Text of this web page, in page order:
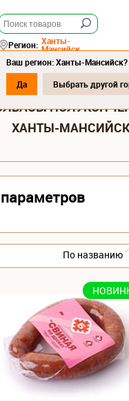
Регион: Ханты-
Мансийск
Ваш регион: Ханты-Мансийск?
Да
Выбрать другой
ХАНТЫ-
По названию